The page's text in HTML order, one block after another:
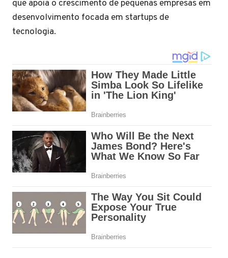
que apoia o crescimento de pequenas empresas em
desenvolvimento focada em startups de
tecnologia.